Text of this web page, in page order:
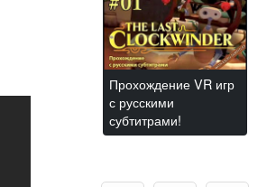
Прохождение VR игр
с русскими
субтитрами!